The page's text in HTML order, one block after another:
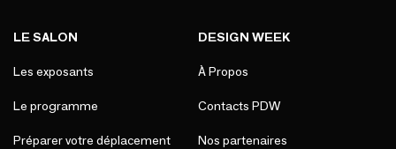
LE SALON
Les exposants
Le programme
Préparer votre déplacement
DESIGN WEEK
À Propos
Contacts PDW
Nos partenaires